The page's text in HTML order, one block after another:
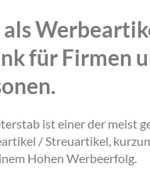
für Firmen
ist einer der meist
/ Streuartikel,
Hohen Werbeerfolg.